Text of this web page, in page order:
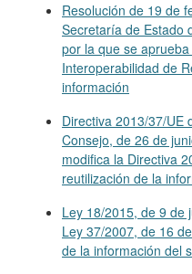
Resolución de 19 de
Secretaría de Estado
por la que se
Interoperabilidad de
información
Directiva 2013/37/UE
Consejo, de 26 de
modifica la Directiva
reutilización de la
Ley 18/2015, de 9 de
Ley 37/2007, de 16
de la información del